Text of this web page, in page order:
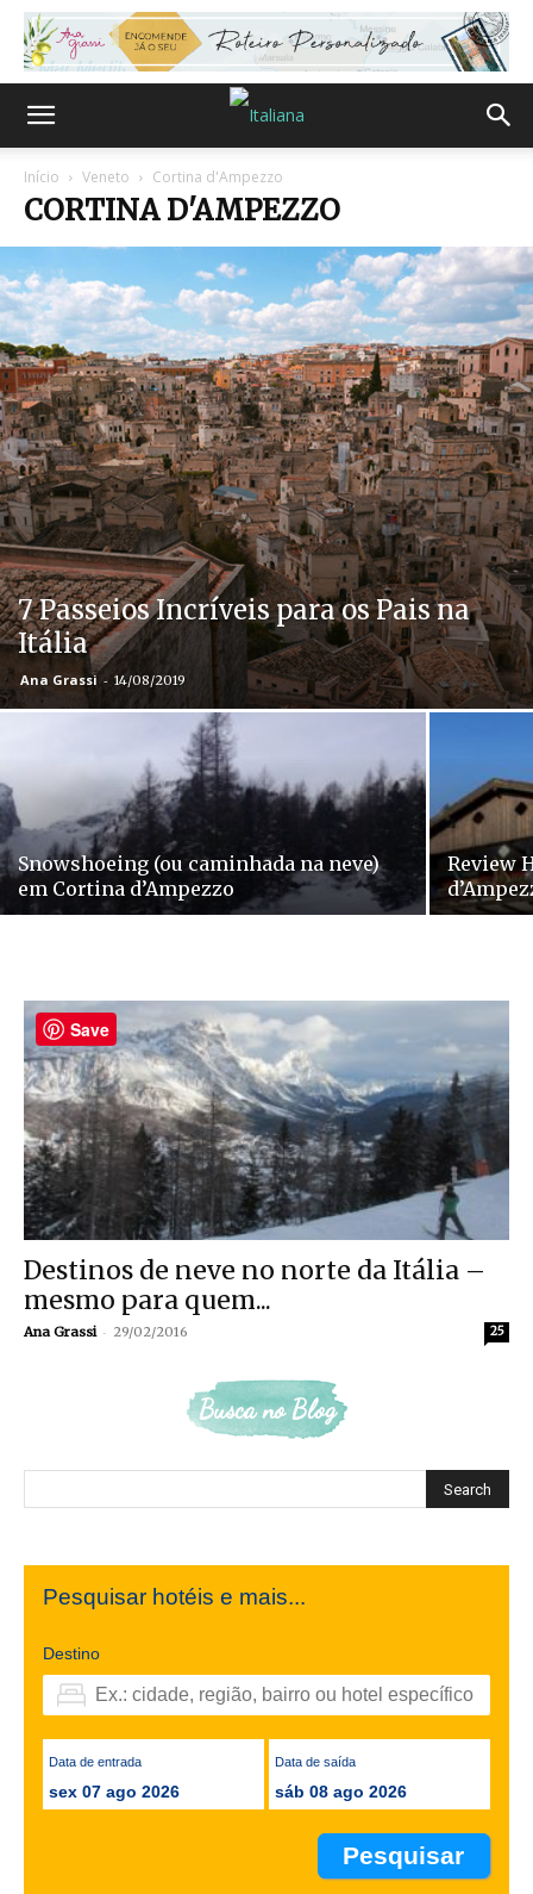
Início Veneto Cortina d'Ampezzo
CORTINA D'AMPEZZO
7 Passeios Incríveis para os Pais na
Itália
Ana Grassi - 14/08/2019
Snowshoeing (ou caminhada na neve)
em Cortina d’Ampezzo
Review
Destinos de neve no norte da Itália –
mesmo para quem...
Ana Grassi - 29/02/2016 25
Busca no Blog
Pesquisar hotéis e mais...
Destino
Data de entrada
sex 07 ago 2026
Data de saída
sáb 08 ago 2026
Save